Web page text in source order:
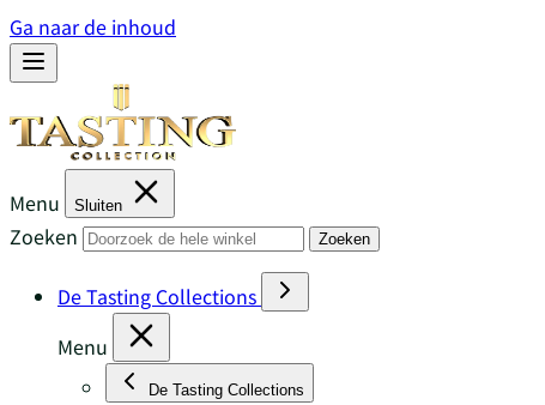
Ga naar de inhoud
Menu Sluiten
Zoeken Zoeken
De Tasting Collections
Menu
De Tasting Collections